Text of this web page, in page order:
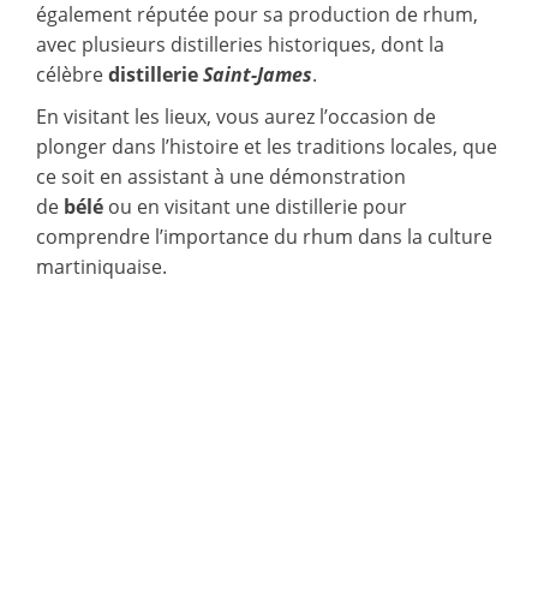
également réputée pour sa production de rhum,
avec plusieurs distilleries historiques, dont la
célèbredistillerieSaint-James.
En visitant les lieux, vous aurez l’occasion de
plonger dans l’histoire et les traditions locales, que
ce soit en assistant à une démonstration
de bélé ou en visitant une distillerie pour
comprendre l’importance du rhum dans la culture
martiniquaise.